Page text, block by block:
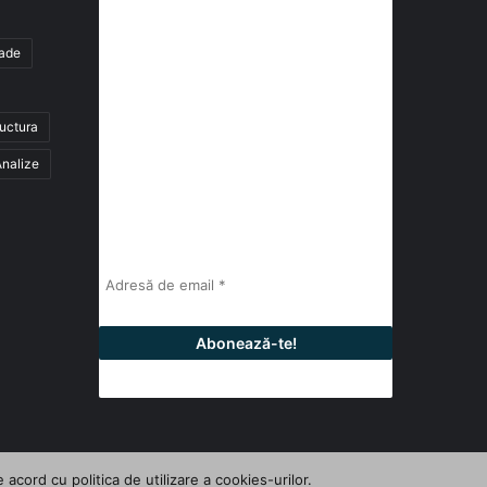
acord cu politica de utilizare a cookies-urilor.